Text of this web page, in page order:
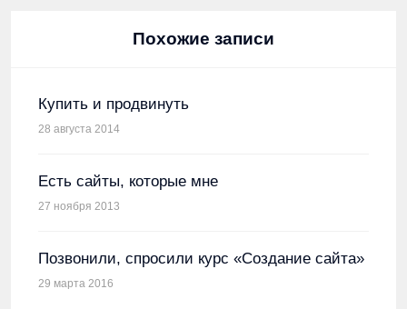
Похожие записи
Купить и продвинуть
28 августа 2014
Есть сайты, которые мне
27 ноября 2013
Позвонили, спросили курс «Создание сайта»
29 марта 2016